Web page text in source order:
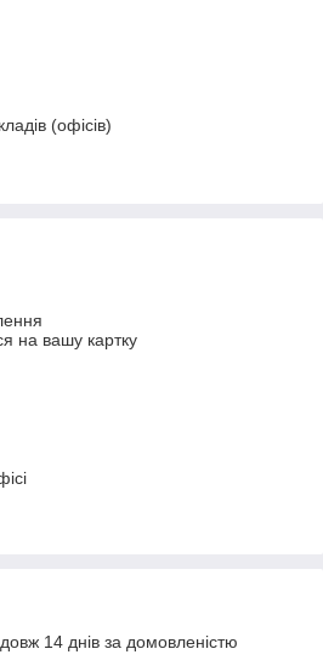
(офісів)
на вашу картку
14 днів за домовленістю